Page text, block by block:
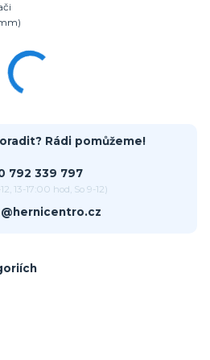
Rádi pomůžeme!
792 339 797
13-17:00 hod, So 9-12)